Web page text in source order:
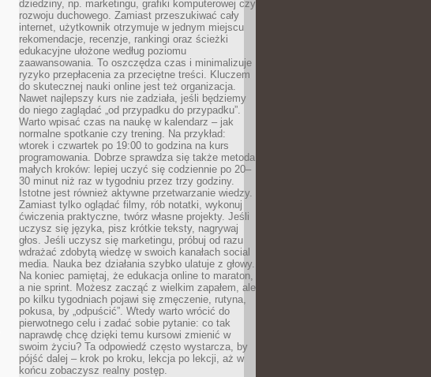
dziedziny, np. marketingu, grafiki komputerowej czy
rozwoju duchowego. Zamiast przeszukiwać cały
internet, użytkownik otrzymuje w jednym miejscu
rekomendacje, recenzje, rankingi oraz ścieżki
edukacyjne ułożone według poziomu
zaawansowania. To oszczędza czas i minimalizuje
ryzyko przepłacenia za przeciętne treści. Kluczem
do skutecznej nauki online jest też organizacja.
Nawet najlepszy kurs nie zadziała, jeśli będziemy
do niego zaglądać „od przypadku do przypadku”.
Warto wpisać czas na naukę w kalendarz – jak
normalne spotkanie czy trening. Na przykład:
wtorek i czwartek po 19:00 to godzina na kurs
programowania. Dobrze sprawdza się także metoda
małych kroków: lepiej uczyć się codziennie po 20–
30 minut niż raz w tygodniu przez trzy godziny.
Istotne jest również aktywne przetwarzanie wiedzy.
Zamiast tylko oglądać filmy, rób notatki, wykonuj
ćwiczenia praktyczne, twórz własne projekty. Jeśli
uczysz się języka, pisz krótkie teksty, nagrywaj
głos. Jeśli uczysz się marketingu, próbuj od razu
wdrażać zdobytą wiedzę w swoich kanałach social
media. Nauka bez działania szybko ulatuje z głowy.
Na koniec pamiętaj, że edukacja online to maraton,
a nie sprint. Możesz zacząć z wielkim zapałem, ale
po kilku tygodniach pojawi się zmęczenie, rutyna,
pokusa, by „odpuścić”. Wtedy warto wrócić do
pierwotnego celu i zadać sobie pytanie: co tak
naprawdę chcę dzięki temu kursowi zmienić w
swoim życiu? Ta odpowiedź często wystarcza, by
pójść dalej – krok po kroku, lekcja po lekcji, aż w
końcu zobaczysz realny postęp.